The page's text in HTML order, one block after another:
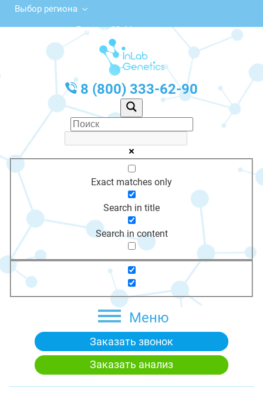
Выбор региона
ул. Ленина, 32, Мариинск
с 10:00 до 20:00
График работы: Пн-Пт с 10:00 до 20:00
8 (800) 333-62-90
Exact matches only
Search in title
Search in content
Меню
Заказать звонок
Заказать анализ